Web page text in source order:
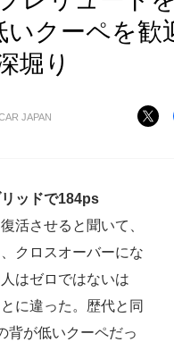
いクーペを
堀り
JAPAN
ッドで184ps
活させると聞いて、
クロスオーバーにな
はゼロではないは
に違った。歴代と同
背が低いクーペだっ